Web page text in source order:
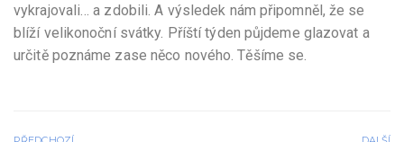
vykrajovali… a zdobili. A výsledek nám připomněl, že se
blíží velikonoční svátky. Příští týden půjdeme glazovat a
určitě poznáme zase něco nového. Těšíme se.